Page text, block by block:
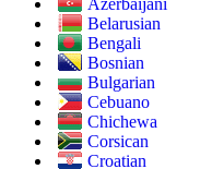
Belarusian
Bengali
Bosnian
Bulgarian
Cebuano
Chichewa
Corsican
Croatian